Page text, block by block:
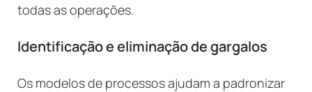
todas as operações.
Identificação e eliminação de gargalos
Os modelos de processos ajudam a padronizar